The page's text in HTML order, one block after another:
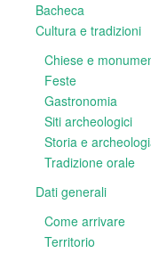
Bacheca
Cultura e tradizioni
Chiese e
Feste
Gastronomia
Siti archeologici
Storia e
Tradizione orale
Dati generali
Come arrivare
Territorio